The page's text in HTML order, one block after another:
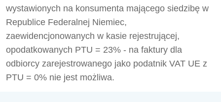
wystawionych na konsumenta mającego siedzibę w
Republice Federalnej Niemiec,
zaewidencjonowanych w kasie rejestrującej,
opodatkowanych PTU = 23% - na faktury dla
odbiorcy zarejestrowanego jako podatnik VAT UE z
PTU = 0% nie jest możliwa.